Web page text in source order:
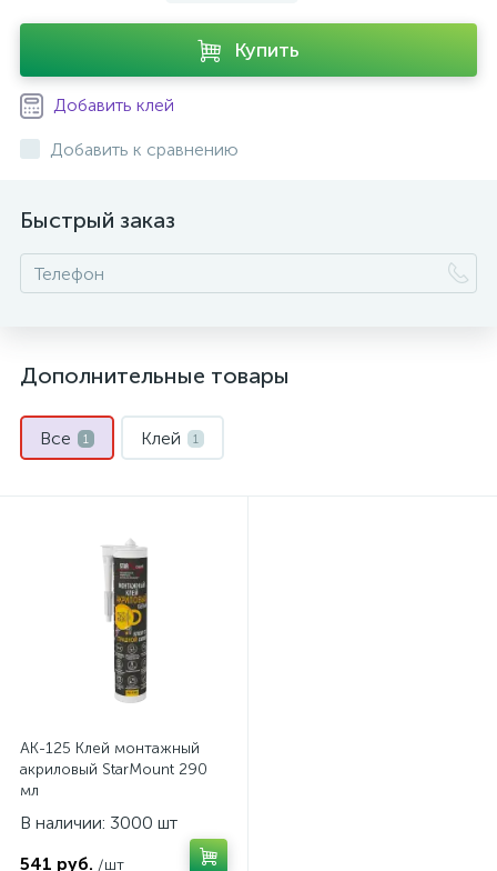
Купить
Добавить клей
Добавить к сравнению
Быстрый заказ
Дополнительные товары
Все 1 Клей 1
AK-125 Клей монтажный
акриловый StarMount 290
мл
В наличии: 3000 шт
541 руб. /шт